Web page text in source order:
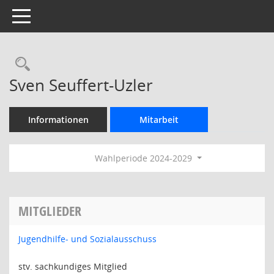
Toggle navigation
Rechercheauswahl
Sven Seuffert-Uzler
Informationen Mitarbeit
Wahlperiode 2024-2029
MITGLIEDER
Jugendhilfe- und Sozialausschuss
stv. sachkundiges Mitglied